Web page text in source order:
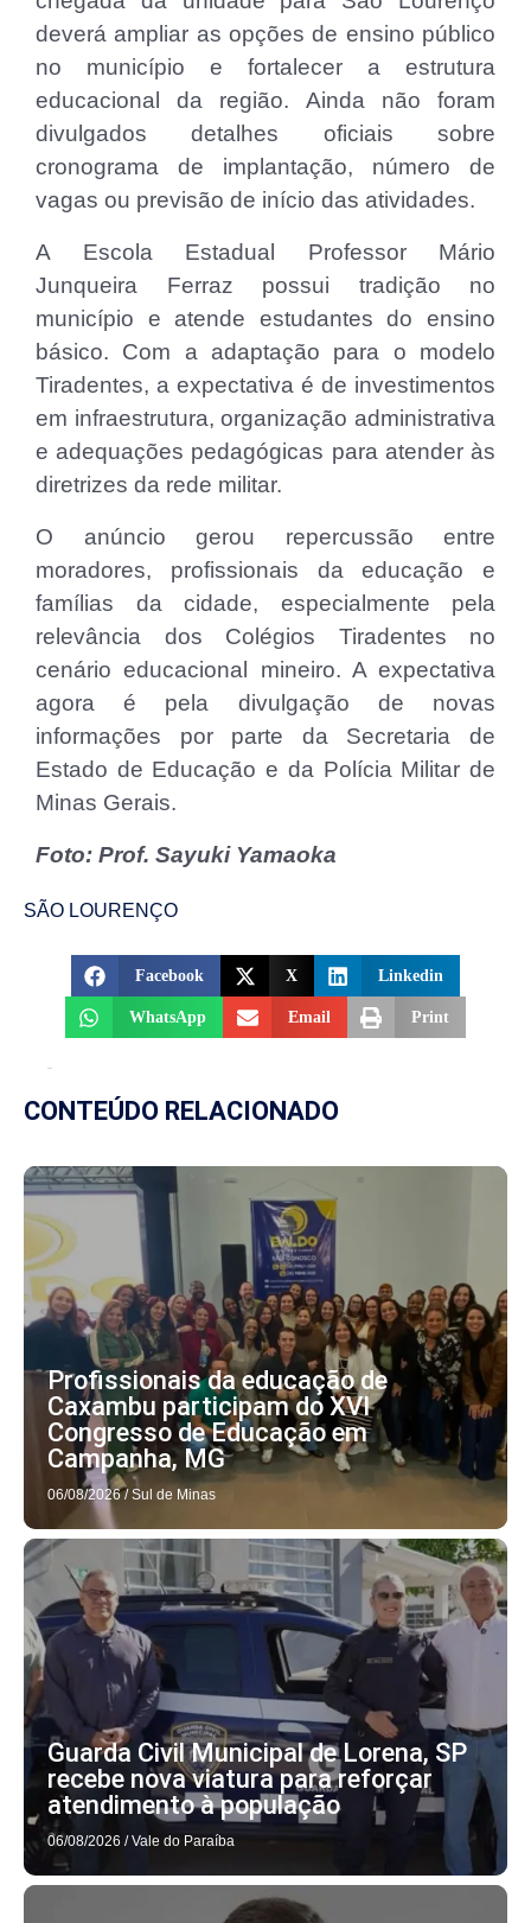
deverá ampliar as opções de ensino público
no município e fortalecer a estrutura
educacional da região. Ainda não foram
divulgados detalhes oficiais sobre
cronograma de implantação, número de
vagas ou previsão de início das atividades.
A Escola Estadual Professor Mário
Junqueira Ferraz possui tradição no
município e atende estudantes do ensino
básico. Com a adaptação para o modelo
Tiradentes, a expectativa é de investimentos
em infraestrutura, organização administrativa
e adequações pedagógicas para atender às
diretrizes da rede militar.
O anúncio gerou repercussão entre
moradores, profissionais da educação e
famílias da cidade, especialmente pela
relevância dos Colégios Tiradentes no
cenário educacional mineiro. A expectativa
agora é pela divulgação de novas
informações por parte da Secretaria de
Estado de Educação e da Polícia Militar de
Minas Gerais.
Foto: Prof. Sayuki Yamaoka
SÃO LOURENÇO
Facebook X Linkedin
WhatsApp Email Print
CONTEÚDO RELACIONADO
Profissionais da educação de
Caxambu participam do XVI
Congresso de Educação em
Campanha, MG
06/08/2026 / Sul de Minas
Guarda Civil Municipal de Lorena, SP
recebe nova viatura para reforçar
atendimento à população
06/08/2026 / Vale do Paraíba